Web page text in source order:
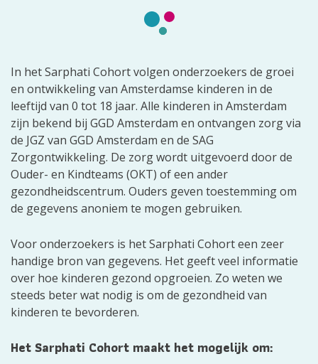
In het Sarphati Cohort volgen onderzoekers de groei
en ontwikkeling van Amsterdamse kinderen in de
leeftijd van 0 tot 18 jaar. Alle kinderen in Amsterdam
zijn bekend bij GGD Amsterdam en ontvangen zorg via
de JGZ van GGD Amsterdam en de SAG
Zorgontwikkeling. De zorg wordt uitgevoerd door de
Ouder- en Kindteams (OKT) of een ander
gezondheidscentrum. Ouders geven toestemming om
de gegevens anoniem te mogen gebruiken.
Voor onderzoekers is het Sarphati Cohort een zeer
handige bron van gegevens. Het geeft veel informatie
over hoe kinderen gezond opgroeien. Zo weten we
steeds beter wat nodig is om de gezondheid van
kinderen te bevorderen.
Het Sarphati Cohort maakt het mogelijk om: